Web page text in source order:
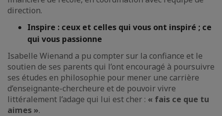
direction.
Inspire : ceux et celles qui vous ont inspiré ; ce
qui vous passionne
Isabelle Wienand a pu compter sur la confiance et le
soutien de ses parents qui l’ont encouragé à poursuivre
ses études en philosophie pour mener une carrière
d’enseignante-chercheure et de pouvoir vivre
littéralement l’adage qui lui est cher : « fais ce que tu
aimes ».